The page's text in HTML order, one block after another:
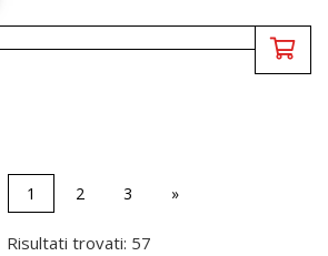
1 2 3 »
Risultati trovati: 57